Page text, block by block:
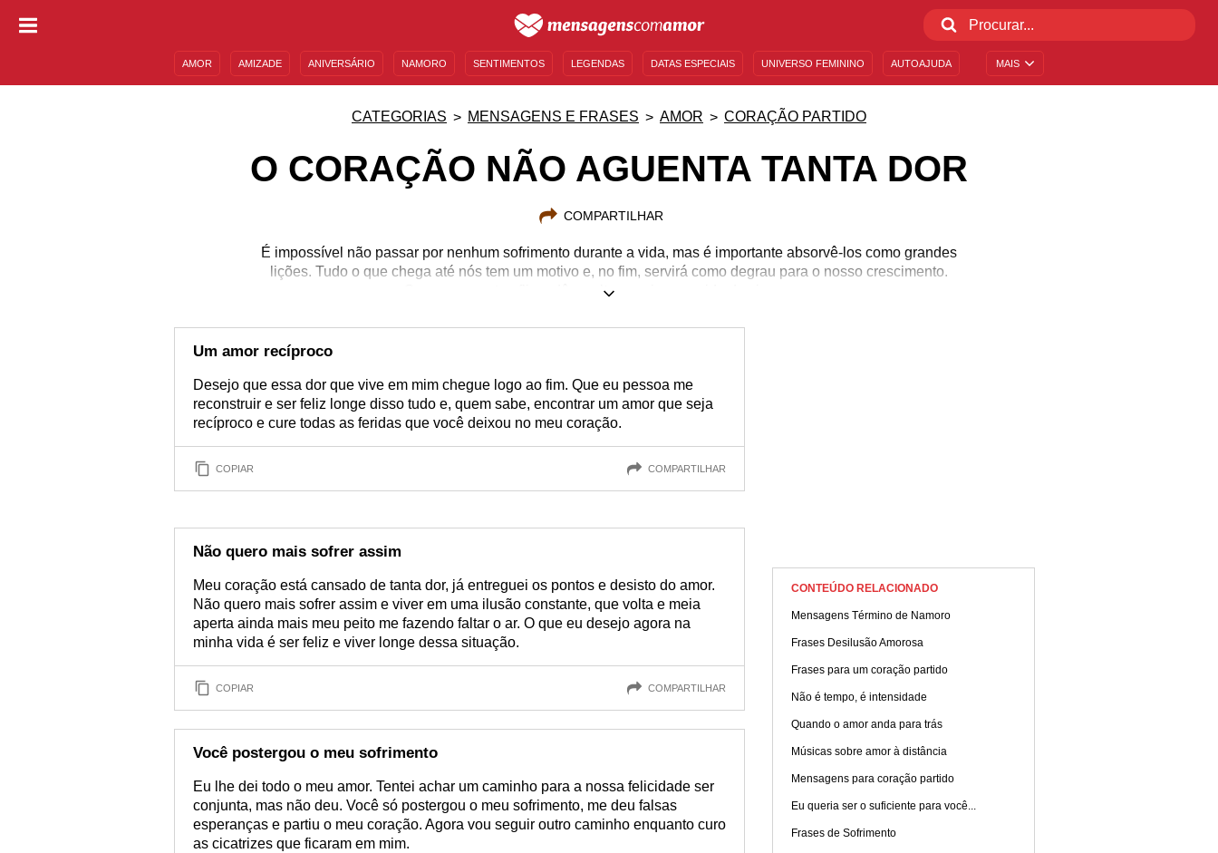
MAIS
AMOR AMIZADE ANIVERSÁRIO NAMORO SENTIMENTOS LEGENDAS DATAS ESPECIAIS UNIVERSO FEMININO AUTOAJUDA
CATEGORIAS MENSAGENS E FRASES AMOR CORAÇÃO PARTIDO
O CORAÇÃO NÃO AGUENTA TANTA DOR
COMPARTILHAR
É impossível não passar por nenhum sofrimento durante a vida, mas é importante absorvê-los como grandes
lições. Tudo o que chega até nós tem um motivo e, no fim, servirá como degrau para o nosso crescimento.
Supere o que te aflige, dê a volta por cima e cuide de si mesmo.
Um amor recíproco
Desejo que essa dor que vive em mim chegue logo ao fim. Que eu pessoa me
reconstruir e ser feliz longe disso tudo e, quem sabe, encontrar um amor que seja
recíproco e cure todas as feridas que você deixou no meu coração.
COPIAR COMPARTILHAR
Não quero mais sofrer assim
Meu coração está cansado de tanta dor, já entreguei os pontos e desisto do amor.
Não quero mais sofrer assim e viver em uma ilusão constante, que volta e meia
aperta ainda mais meu peito me fazendo faltar o ar. O que eu desejo agora na
minha vida é ser feliz e viver longe dessa situação.
COPIAR COMPARTILHAR
Você postergou o meu sofrimento
Eu lhe dei todo o meu amor. Tentei achar um caminho para a nossa felicidade ser
conjunta, mas não deu. Você só postergou o meu sofrimento, me deu falsas
esperanças e partiu o meu coração. Agora vou seguir outro caminho enquanto curo
as cicatrizes que ficaram em mim.
CONTEÚDO RELACIONADO
Mensagens Término de Namoro
Frases Desilusão Amorosa
Frases para um coração partido
Não é tempo, é intensidade
Quando o amor anda para trás
Músicas sobre amor à distância
Mensagens para coração partido
Eu queria ser o suficiente para você...
Frases de Sofrimento